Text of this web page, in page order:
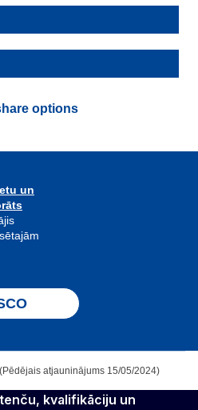
options
un
atjauninājums 15/05/2024)
kvalifikāciju un